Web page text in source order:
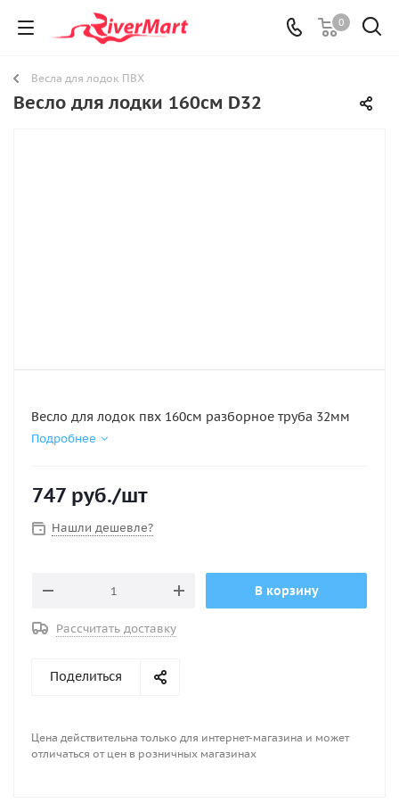
0
Весла для лодок ПВХ
Весло для лодки 160см D32
Весло для лодок пвх 160см разборное труба 32мм
Подробнее
747 руб./шт
Нашли дешевле?
В корзину
Рассчитать доставку
Поделиться
Цена действительна только для интернет-магазина и может
отличаться от цен в розничных магазинах